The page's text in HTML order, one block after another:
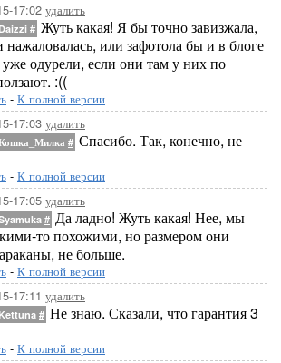
17:02 удалить
# Жуть какая! Я бы точно завизжала,
или зафотола бы и в блоге
одурели, если они там у них по
:((
- К полной версии
17:03 удалить
# Спасибо. Так, конечно, не
- К полной версии
17:05 удалить
# Да ладно! Жуть какая! Нее, мы
то похожими, но размером они
не больше.
- К полной версии
17:11 удалить
# Не знаю. Сказали, что гарантия 3
- К полной версии